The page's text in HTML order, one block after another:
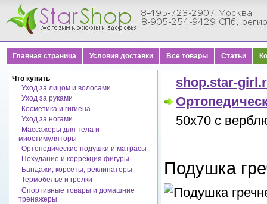
Главная страница Условия доставки Все товары Статьи
Что купить
Уход за лицом и волосами
Уход за руками
Косметика и гигиена
Уход за ногами
Массажеры для тела и
миостимуляторы
Ортопедические подушки и матрасы
Похудание и коррекция фигуры
Бандажи, корсеты, реклинаторы
Термобелье и грелки
Спортивные товары и домашние
тренажеры
shop.star-
50х70 с
Подушка